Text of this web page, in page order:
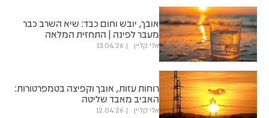
אובך, יובש וחום כבד: שיא השרב כבר
מעבר לפינה | התחזית המלאה
אלי קליין 13.04.26
רוחות עזות, אובך וקפיצה בטמפרטורות:
האביב מאבד שליטה
אלי קליין 12.04.26